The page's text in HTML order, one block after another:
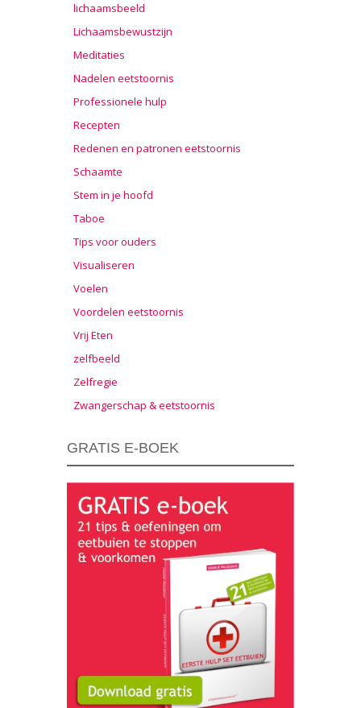
lichaamsbeeld
Lichaamsbewustzijn
Meditaties
Nadelen eetstoornis
Professionele hulp
Recepten
Redenen en patronen eetstoornis
Schaamte
Stem in je hoofd
Taboe
Tips voor ouders
Visualiseren
Voelen
Voordelen eetstoornis
Vrij Eten
zelfbeeld
Zelfregie
Zwangerschap & eetstoornis
GRATIS E-BOEK